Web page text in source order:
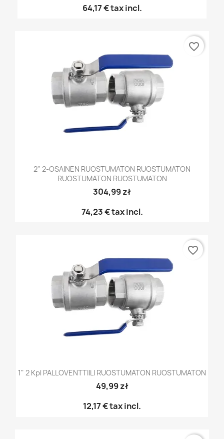
64,17 €tax incl.
2" 2-OSAINEN RUOSTUMATON RUOSTUMATON
RUOSTUMATON RUOSTUMATON
304,99 zł
74,23 €tax incl.
favorite_border
1" 2 Kpl PALLOVENTTIILI RUOSTUMATON RUOSTUMATON
49,99 zł
12,17 €tax incl.
favorite_border